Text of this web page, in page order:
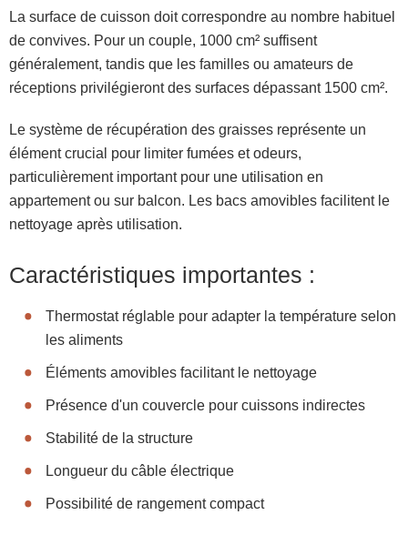
La surface de cuisson doit correspondre au nombre habituel
de convives. Pour un couple, 1000 cm² suffisent
généralement, tandis que les familles ou amateurs de
réceptions privilégieront des surfaces dépassant 1500 cm².
Le système de récupération des graisses représente un
élément crucial pour limiter fumées et odeurs,
particulièrement important pour une utilisation en
appartement ou sur balcon. Les bacs amovibles facilitent le
nettoyage après utilisation.
Caractéristiques importantes :
Thermostat réglable pour adapter la température selon
les aliments
Éléments amovibles facilitant le nettoyage
Présence d'un couvercle pour cuissons indirectes
Stabilité de la structure
Longueur du câble électrique
Possibilité de rangement compact